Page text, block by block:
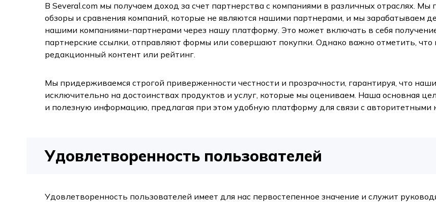
В Several.com мы получаем доход за счет партнерства с компаниями в различных отраслях.
обзоры и сравнения компаний, которые не являются нашими партнерами, и мы зарабатываем
нашими компаниями-партнерами через нашу платформу. Это может включать в себя
партнерские ссылки, отправляют формы или совершают покупки. Однако важно отметить,
редакционный контент или рейтинг.
Мы придерживаемся строгой приверженности честности и прозрачности, гарантируя, что
исключительно на достоинствах продуктов и услуг, которые мы оцениваем. Наша основная
и полезную информацию, предлагая при этом удобную платформу для связи с авторитетными
Удовлетворенность пользователей
Удовлетворенность пользователей имеет для нас первостепенное значение и служит